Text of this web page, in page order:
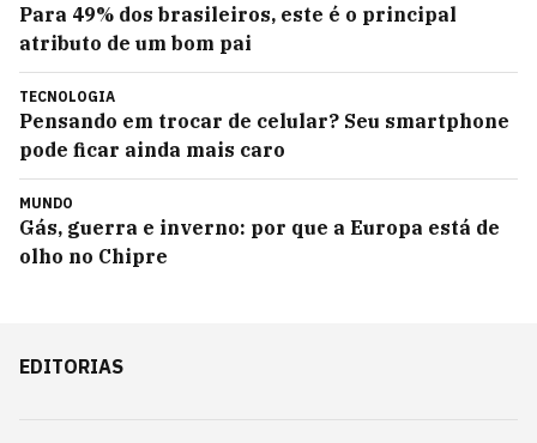
Para 49% dos brasileiros, este é o principal
atributo de um bom pai
TECNOLOGIA
Pensando em trocar de celular? Seu smartphone
pode ficar ainda mais caro
MUNDO
Gás, guerra e inverno: por que a Europa está de
olho no Chipre
EDITORIAS